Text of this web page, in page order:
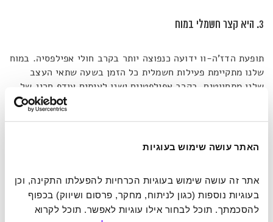
האתר עושה שימוש בעוגיות
3. היא קצר חשמלי במוח
תופעת הדז'ה-וו ידועה כנפוצה יותר בקרב חולי אפילפסיה. במוח
שלנו מתקיימת פעילות חשמלית כל הזמן בשעה שתאי העצב
שלנו מתחווטים. בקרב אפילפטיים ישנו לעיתים עודף חריג של
פעילות חשמלית שבא לידי ביטוי כהתקף. תיאוריה נוספת שמציג
הארט היא שהחוויה היא למעשה סוג של התקף מזערי הפוקד גם
שגורם לתחושה", הוא מסביר."הדבר מתיישב גם עם העובדה
לטעויות".